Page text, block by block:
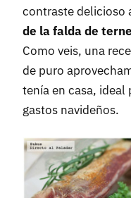
contraste delicioso
de la falda de
Como veis, una
de puro
tenía en casa, ideal
gastos navideños.